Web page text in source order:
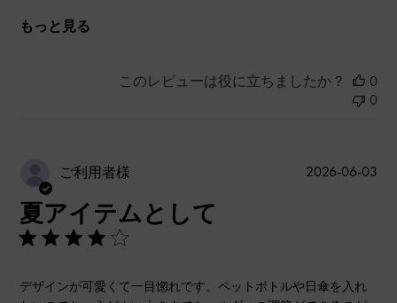
もっと見る
このレビューは役に立ちましたか？
0
0
ご利用者様
夏アイテムとして
デザインが可愛くて一目惚れです。ペットボトルや日傘を入れ
公
2026-06-03